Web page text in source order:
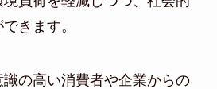
きます。
の高い消費者や企業からの